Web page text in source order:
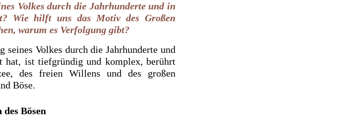
Volkes durch die Jahrhunderte und in
Wie hilft uns das Motiv des Großen
warum es Verfolgung gibt?
Volkes durch die Jahrhunderte und
hat, ist tiefgründig und komplex, berührt
des freien Willens und des großen
Böse.
Bösen